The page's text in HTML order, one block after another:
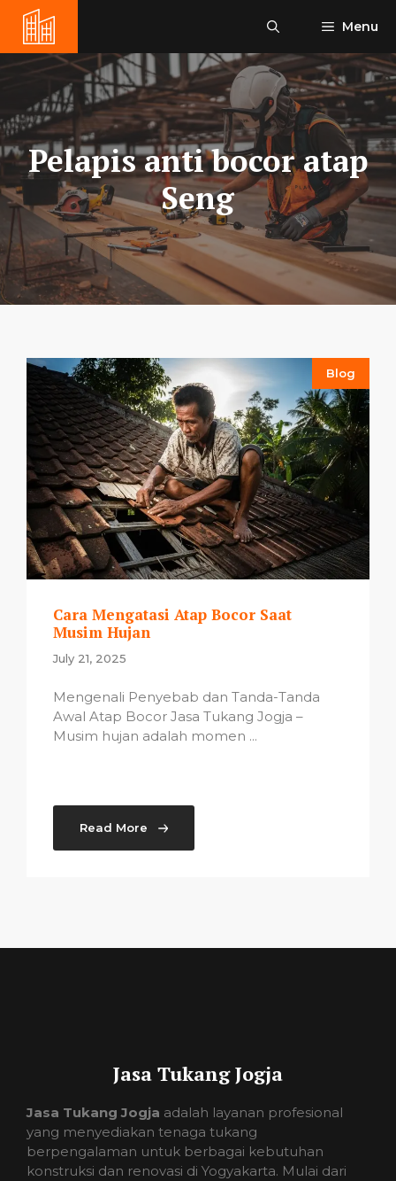
content
Menu
Pelapis anti bocor atap
Seng
Blog
Cara Mengatasi Atap Bocor Saat
Musim Hujan
July 21, 2025
Mengenali Penyebab dan Tanda-Tanda
Awal Atap Bocor Jasa Tukang Jogja –
Musim hujan adalah momen ...
Read More
Jasa Tukang Jogja
Jasa Tukang Jogja adalah layanan profesional
yang menyediakan tenaga tukang
berpengalaman untuk berbagai kebutuhan
konstruksi dan renovasi di Yogyakarta. Mulai dari